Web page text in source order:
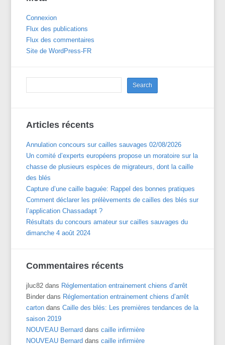
Connexion
Flux des publications
Flux des commentaires
Site de WordPress-FR
Articles récents
Annulation concours sur cailles sauvages 02/08/2026
Un comité d’experts européens propose un moratoire sur la
chasse de plusieurs espèces de migrateurs, dont la caille
des blés
Capture d’une caille baguée: Rappel des bonnes pratiques
Comment déclarer les prélèvements de cailles des blés sur
l’application Chassadapt ?
Résultats du concours amateur sur cailles sauvages du
dimanche 4 août 2024
Commentaires récents
jluc82 dans Réglementation entrainement chiens d’arrêt
Binder dans Réglementation entrainement chiens d’arrêt
carton dansCaille des blés: Les premières tendances de la
saison 2019
NOUVEAU Bernard danscaille infirmière
NOUVEAU Bernard danscaille infirmière